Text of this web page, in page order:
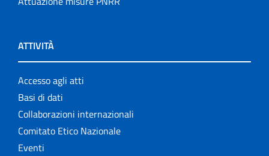
ATTIVITÀ
Accesso agli atti
Basi di dati
Collaborazioni internazionali
Comitato Etico Nazionale
Eventi